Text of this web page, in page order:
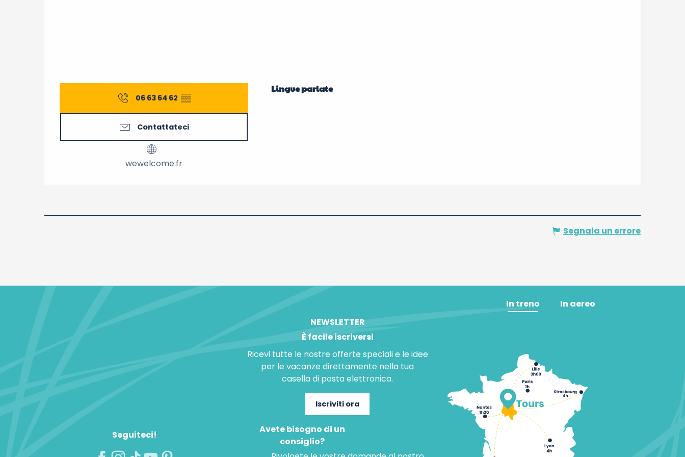
06 63 64 62 ▒▒
Contattateci
wewelcome.fr
Lingue parlate
Lingue parlate
Segnala un errore
Seguiteci!
NEWSLETTER
È facile iscriversi
Ricevi tutte le nostre offerte speciali e le idee
per le vacanze direttamente nella tua
casella di posta elettronica.
Iscriviti ora
Avete bisogno di un
consiglio?
In treno In aereo